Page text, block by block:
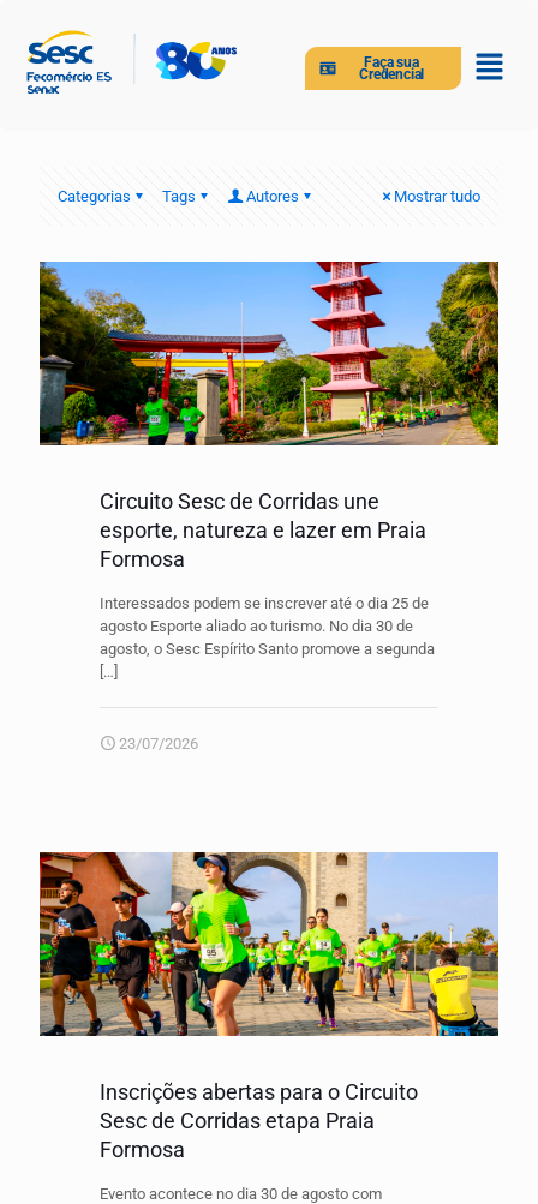
Faça sua
Credencial
Categorias Tags Autores Mostrar tudo
Circuito Sesc de Corridas une
esporte, natureza e lazer em Praia
Formosa
Interessados podem se inscrever até o dia 25 de
agosto Esporte aliado ao turismo. No dia 30 de
agosto, o Sesc Espírito Santo promove a segunda
[…]
23/07/2026
Inscrições abertas para o Circuito
Sesc de Corridas etapa Praia
Formosa
Evento acontece no dia 30 de agosto com